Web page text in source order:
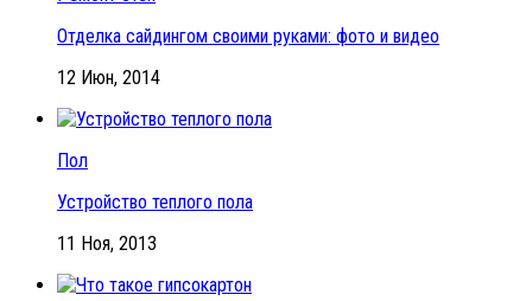
Отделка сайдингом своими руками: фото и видео
12 Июн, 2014
Пол
Устройство теплого пола
11 Ноя, 2013